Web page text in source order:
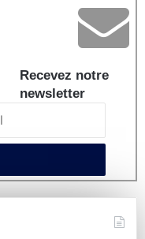
Recevez notre
newsletter